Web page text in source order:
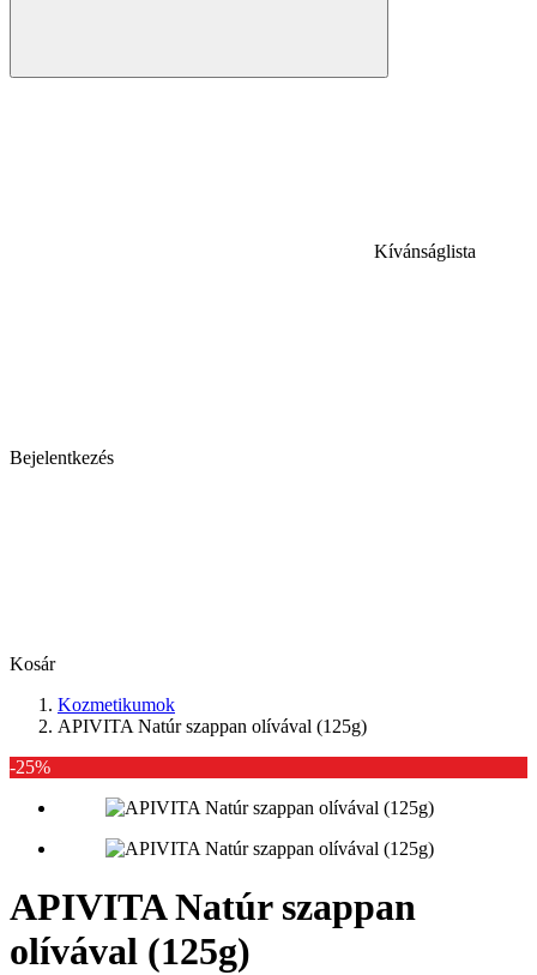
Kívánságlista
Bejelentkezés
Kosár
Kozmetikumok
APIVITA Natúr szappan olívával (125g)
-25%
APIVITA Natúr szappan
olívával (125g)